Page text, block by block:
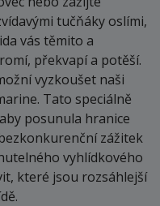
tučňáky oslími,
vás těmito a
překvapí a potěší.
vyzkoušet naši
Tato speciálně
posunula hranice
zážitek
vyhlídkového
které jsou rozsáhlejší